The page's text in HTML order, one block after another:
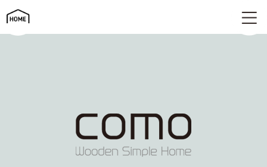
ウッディモダンの家 | como コモ